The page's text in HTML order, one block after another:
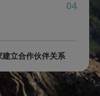
04
立合作伙伴关系